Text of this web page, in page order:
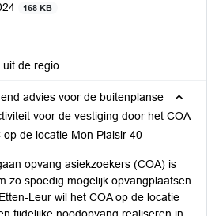
168 KB
uit de regio
advies voor de buitenplanse
voor de vestiging door het COA
op de locatie Mon Plaisir 40
opvang asiekzoekers (COA) is
zo spoedig mogelijk opvangplaatsen
Leur wil het COA op de locatie